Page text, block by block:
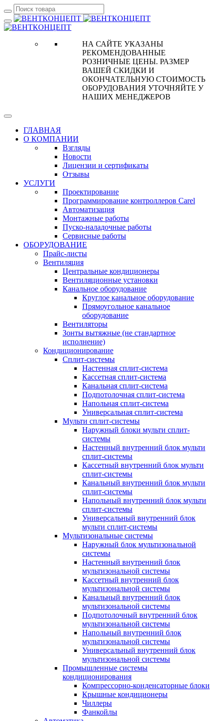
НА САЙТЕ УКАЗАНЫ
РЕКОМЕНДОВАННЫЕ
РОЗНИЧНЫЕ ЦЕНЫ. РАЗМЕР
ВАШЕЙ СКИДКИ И
ОКОНЧАТЕЛЬНУЮ СТОИМОСТЬ
ОБОРУДОВАНИЯ УТОЧНЯЙТЕ У
НАШИХ МЕНЕДЖЕРОВ
ГЛАВНАЯ
О КОМПАНИИ
Взгляды
Новости
Лицензии и сертификаты
Отзывы
УСЛУГИ
Проектирование
Программирование контроллеров Carel
Автоматизация
Монтажные работы
Пуско-наладочные работы
Сервисные работы
ОБОРУДОВАНИЕ
Прайс-листы
Вентиляция
Центральные кондиционеры
Вентиляционные установки
Канальное оборудование
Круглое канальное оборудование
Прямоугольное канальное
оборудование
Вентиляторы
Зонты вытяжные (не стандартное
исполнение)
Кондиционирование
Сплит-системы
Настенная сплит-система
Кассетная сплит-система
Канальная сплит-система
Подпотолочная сплит-система
Напольная сплит-система
Универсальная сплит-система
Мульти сплит-системы
Наружный блоки мульти сплит-
системы
Настенный внутренний блок мульти
сплит-системы
Кассетный внутренний блок мульти
сплит-системы
Канальный внутренний блок мульти
сплит-системы
Напольный внутренний блок мульти
сплит-системы
Универсальный внутренний блок
мульти сплит-системы
Мультизональные системы
Наружный блок мультизональной
системы
Настенный внутренний блок
мультизональной системы
Кассетный внутренний блок
мультизональной системы
Канальный внутренний блок
мультизональной системы
Подпотолочный внутренний блок
мультизональной системы
Напольный внутренний блок
мультизональной системы
Универсальный внутренний блок
мультизональной системы
Промышленные системы
кондиционирования
Компрессорно-конденсаторные блоки
Крышные кондиционеры
Чиллеры
Фанкойлы